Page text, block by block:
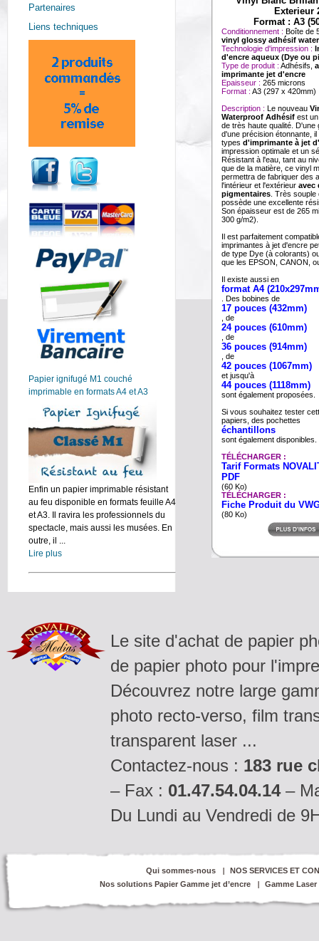
Partenaires
Liens techniques
Papier ignifugé M1 couché
imprimable en formats A4 et A3
Enfin un papier imprimable résistant
au feu disponible en formats feuille A4
et A3. Il ravira les professionnels du
spectacle, mais aussi les musées. En
outre, il ...
Lire plus
Exterieur
Format : A3
Conditionnement : Boîte de
vinyl glossy adhésif
Technologie d'impression :
d'encre aqueux (Dye ou
Type de produit : Adhésifs,
imprimante jet d'encre
Epaisseur : 265 microns
Format : A3 (297 x 420mm)
Description : Le nouveau
Waterproof Adhésif est
de très haute qualité. D'une
d'une précision étonnante,
types d'imprimante à jet
impression optimale et un
Résistant à l'eau, tant au
que de la matière, ce vinyl
permettra de fabriquer des
l'intérieur et l'extérieur avec
pigmentaires . Très
possède une excellente
Son épaisseur est de 265
300 g/m2).
Il est parfaitement
imprimantes à jet d'encre
de type Dye (à colorants)
que les EPSON, CANON,
Il existe aussi en
format A4
. Des bobines de
17 pouces (432mm)
, de
24 pouces (610mm)
, de
36 pouces (914mm)
, de
42 pouces (1067mm)
et jusqu'à
44 pouces (1118mm)
sont également proposées.
Si vous souhaitez tester
papiers, des pochettes
échantillons
sont également disponibles.
TÉLÉCHARGER :
Tarif Formats
PDF
(60 Ko)
TÉLÉCHARGER :
Fiche Produit du
(80 Ko)
Le site d'achat de papier
de papier photo pour
Découvrez notre large
photo recto-verso, film
transparent laser ...
Contactez-nous : 183 rue
– Fax : 01.47.54.04.14–
Du Lundi au Vendredi de
Qui sommes-nous
NOS SERVICES ET
Nos solutions Papier Gamme jet d’encre
Gamme Laser